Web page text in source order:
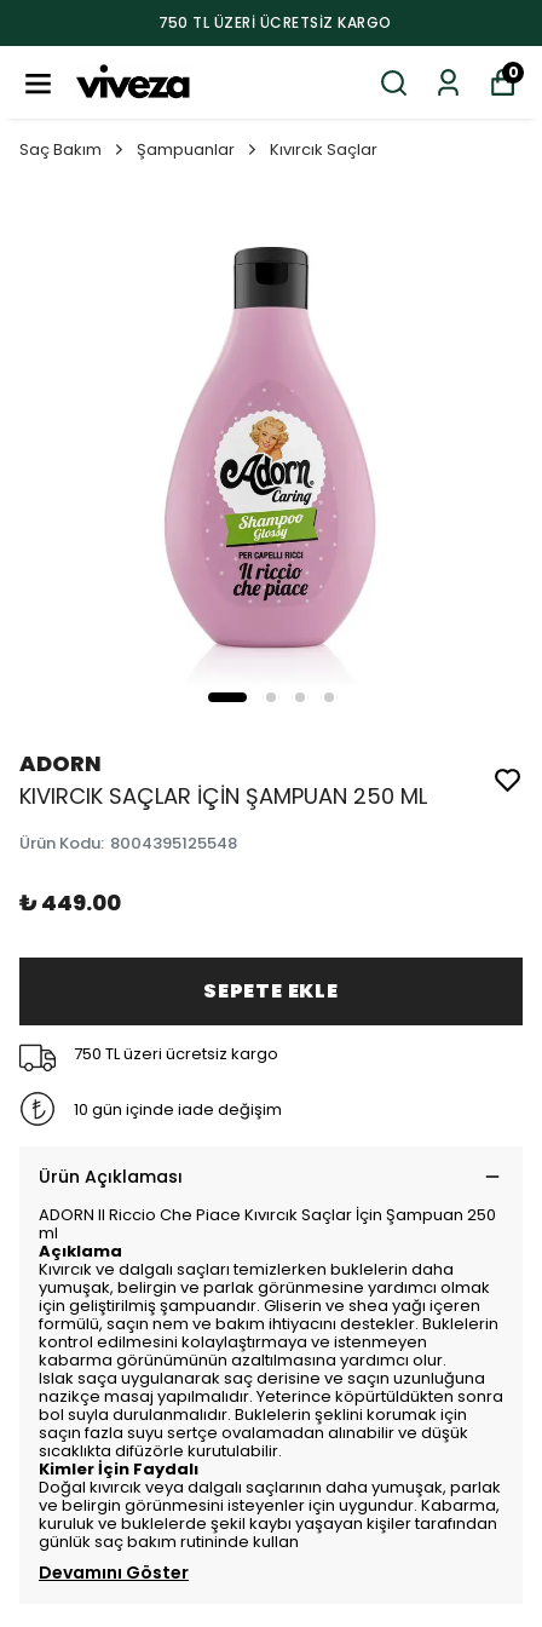
750 TL ÜZERI ÜCRETSIZ KARGO
0
Saç Bakım Şampuanlar Kıvırcık Saçlar
ADORN
KIVIRCIK SAÇLAR İÇİN ŞAMPUAN 250 ML
Ürün Kodu: 8004395125548
₺ 449.00
SEPETE EKLE
750 TL üzeri ücretsiz kargo
10 gün içinde iade değişim
Ürün Açıklaması
ADORN Il Riccio Che Piace Kıvırcık Saçlar İçin Şampuan 250
ml
Açıklama
Kıvırcık ve dalgalı saçları temizlerken buklelerin daha
yumuşak, belirgin ve parlak görünmesine yardımcı olmak
için geliştirilmiş şampuandır. Gliserin ve shea yağı içeren
formülü, saçın nem ve bakım ihtiyacını destekler. Buklelerin
kontrol edilmesini kolaylaştırmaya ve istenmeyen
kabarma görünümünün azaltılmasına yardımcı olur.
Islak saça uygulanarak saç derisine ve saçın uzunluğuna
nazikçe masaj yapılmalıdır. Yeterince köpürtüldükten sonra
bol suyla durulanmalıdır. Buklelerin şeklini korumak için
saçın fazla suyu sertçe ovalamadan alınabilir ve düşük
sıcaklıkta difüzörle kurutulabilir.
Kimler İçin Faydalı
Doğal kıvırcık veya dalgalı saçlarının daha yumuşak, parlak
ve belirgin görünmesini isteyenler için uygundur. Kabarma,
kuruluk ve buklelerde şekil kaybı yaşayan kişiler tarafından
günlük saç bakım rutininde kullan
Devamını Göster